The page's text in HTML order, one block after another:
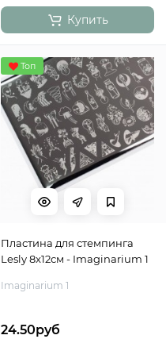
Купить
Топ
Пластина для стемпинга
Lesly 8x12см - Imaginarium 1
Imaginarium 1
24.50руб